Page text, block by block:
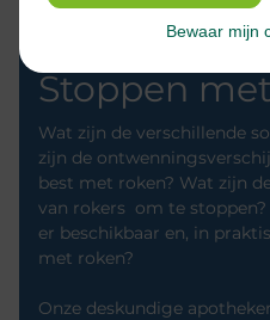
Let's Talk
Stoppen
Wat zijn de verschillende
zijn de
best met roken? Wat zijn
van rokers om te
er beschikbaar en, in
met roken?
Onze deskundige
Bewaar mijn